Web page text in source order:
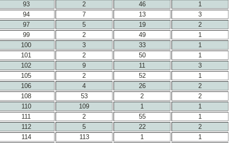
93 2 46
1
94 7 13
3
97 5 19
2
99 2 49
1
100 3 33
1
101 2 50
1
102 9 11
3
105 2 52
1
106 4 26
2
108 53 2
2
110 109 1
1
111 2 55
1
112 5 22
2
114 113 1
1